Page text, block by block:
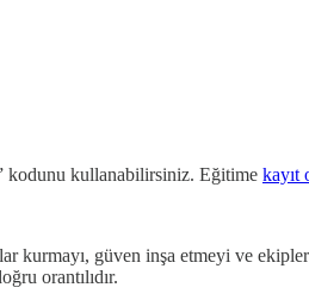
kodunu kullanabilirsiniz. Eğitime kayıt
kurmayı, güven inşa etmeyi ve
orantılıdır.